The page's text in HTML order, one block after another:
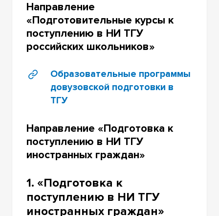
Направление
«Подготовительные курсы к
поступлению в НИ ТГУ
российских школьников»
Образовательные программы
довузовской подготовки в
ТГУ
Направление «Подготовка к
поступлению в НИ ТГУ
иностранных граждан»
1. «Подготовка к
поступлению в НИ ТГУ
иностранных граждан»